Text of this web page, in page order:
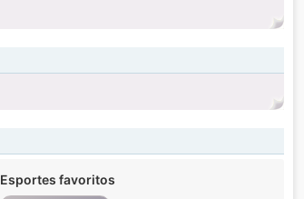
Esportes favoritos